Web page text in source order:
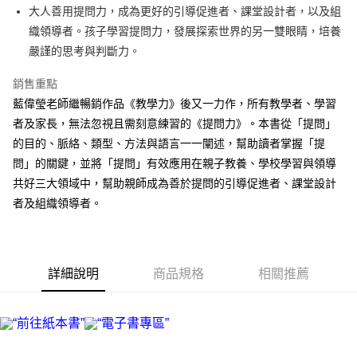
街口支付
悠遊付
運送方式
宅配
每筆NT$70，滿NT$799(含以上)免運費
數位商品免運
免運費
大人善用提問力，成為更好的引導促進者、課堂設計者，以及組
織領導者。孩子學習提問力，發展探索世界的另一雙眼睛，培養
嚴謹的思考與判斷力。
銷售重點
藍偉瑩老師繼暢銷作品《教學力》後又一力作，所有教學者、學習
者及家長，無法忽視且需刻意練習的《提問力》。本書從「提問」
的目的、脈絡、類型、方法與語言一一闡述，幫助讀者掌握「提
問」的關鍵，並將「提問」有效應用在親子教養、學校學習與領導
共好三大領域中，幫助親師成為善於提問的引導促進者、課堂設計
者及組織領導者。
詳細說明 商品規格 相關推薦